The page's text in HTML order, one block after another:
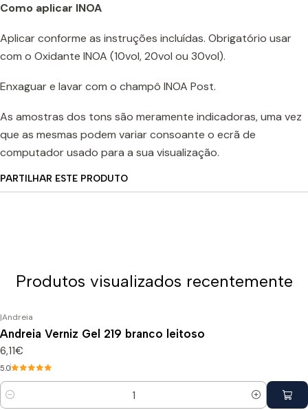
Como aplicar INOA
Aplicar conforme as instruções incluídas. Obrigatório usar
com o Oxidante INOA (10vol, 20vol ou 30vol).
Enxaguar e lavar com o champô INOA Post.
As amostras dos tons são meramente indicadoras, uma vez
que as mesmas podem variar consoante o ecrã de
computador usado para a sua visualização.
PARTILHAR ESTE PRODUTO
Produtos visualizados recentemente
|Andreia
Andreia Verniz Gel 219 branco leitoso
6,11€
5.0
Quantidade